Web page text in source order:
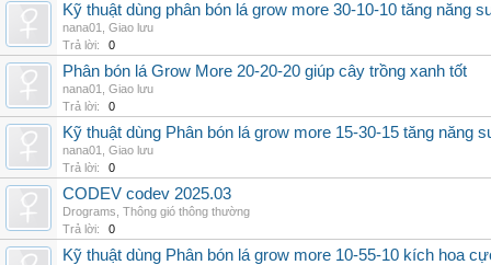
Kỹ thuật dùng phân bón lá grow more 30-10-10 tăng năng
nana01
Giao lưu
Trả lời:
0
Phân bón lá Grow More 20-20-20 giúp cây trồng xanh tốt
nana01
Giao lưu
Trả lời:
0
Kỹ thuật dùng Phân bón lá grow more 15-30-15 tăng năng
nana01
Giao lưu
Trả lời:
0
CODEV codev 2025.03
Drograms Thông gió thông thường
Trả lời:
0
Kỹ thuật dùng Phân bón lá grow more 10-55-10 kích hoa